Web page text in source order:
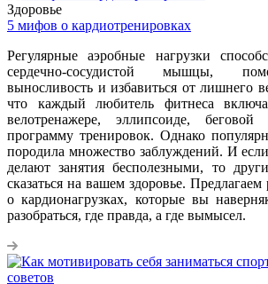
Здоровье
5 мифов о кардиотренировках
Регулярные аэробные нагрузки
сердечно-сосудистой мышцы,
выносливость и избавиться от лишнего
что каждый любитель фитнеса
велотренажере, эллипсоиде,
программу тренировок. Однако
породила множество заблуждений. И
делают занятия бесполезными, то
сказаться на вашем здоровье.
о кардионагрузках, которые вы
разобраться, где правда, а где вымысел.